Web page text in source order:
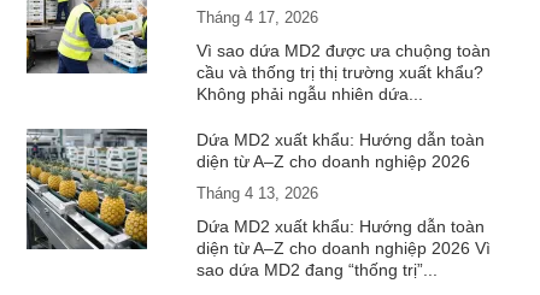
Tháng 4 17, 2026
Vì sao dứa MD2 được ưa chuộng toàn
cầu và thống trị thị trường xuất khẩu?
Không phải ngẫu nhiên dứa...
Dứa MD2 xuất khẩu: Hướng dẫn toàn
diện từ A–Z cho doanh nghiệp 2026
Tháng 4 13, 2026
Dứa MD2 xuất khẩu: Hướng dẫn toàn
diện từ A–Z cho doanh nghiệp 2026 Vì
sao dứa MD2 đang “thống trị”...